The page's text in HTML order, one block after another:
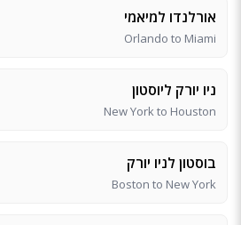
אורלנדו למיאמי
Orlando to Miami
ניו יורק ליוסטון
New York to Houston
בוסטון לניו יורק
Boston to New York